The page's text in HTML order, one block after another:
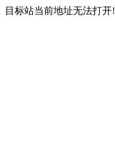
目标站当前地址无法打开!